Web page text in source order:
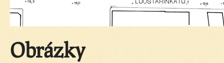
Obrázky